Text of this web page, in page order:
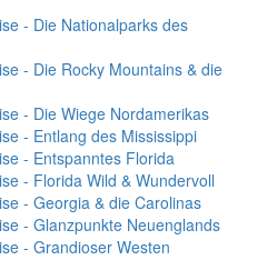
- Die Nationalparks des
- Die Rocky Mountains & die
- Die Wiege Nordamerikas
- Entlang des Mississippi
- Entspanntes Florida
- Florida Wild & Wundervoll
- Georgia & die Carolinas
- Glanzpunkte Neuenglands
- Grandioser Westen